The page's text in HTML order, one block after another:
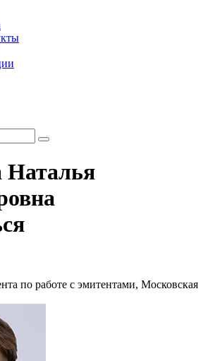
Наталья
по работе с эмитентами, Московская